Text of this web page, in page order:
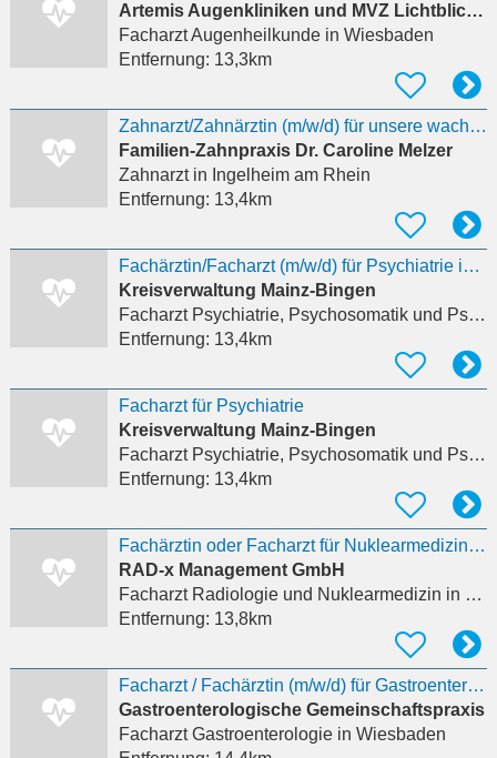
Artemis Augenkliniken und MVZ Lichtblick MVZ Nordhessen GmbH
Facharzt Augenheilkundein Wiesbaden
Entfernung: 13,3km
Zahnarzt/Zahnärztin (m/w/d) für unsere wachsende Praxis gesucht
Familien-Zahnpraxis Dr. Caroline Melzer
Zahnarztin Ingelheim am Rhein
Entfernung: 13,4km
Fachärztin/Facharzt (m/w/d) für Psychiatrie innerhalb der Abteilung 42 Gesundheitswesen,
Kreisverwaltung Mainz-Bingen
Facharzt Psychiatrie, Psychosomatik und Psychotherapie
Entfernung: 13,4km
Facharzt für Psychiatrie
Kreisverwaltung Mainz-Bingen
Facharzt Psychiatrie, Psychosomatik und Psychotherapie
Entfernung: 13,4km
Fachärztin oder Facharzt für Nuklearmedizin mit Schwerpunkt PET/CT und SPECT/CT in Voll- oder
RAD-x Management GmbH
Facharzt Radiologie und Nuklearmedizin in Wiesbaden
Entfernung: 13,8km
Facharzt / Fachärztin (m/w/d) für Gastroenterologie (angestellt) in Voll- oder Teilzeit
Gastroenterologische Gemeinschaftspraxis
Facharzt Gastroenterologiein Wiesbaden